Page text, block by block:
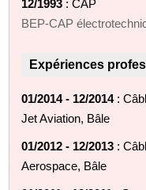
12/1993 : CAP
BEP-CAP
Expériences
01/2014 - 12/2014:
Jet Aviation, Bâle
01/2012 - 12/2013 :
Aerospace, Bâle